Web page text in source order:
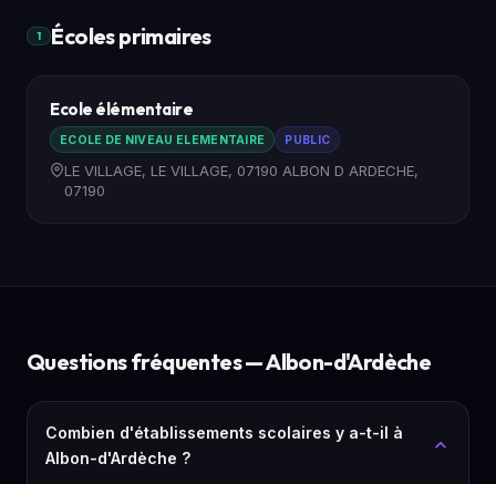
1 Écoles primaires
Ecole élémentaire
ECOLE DE NIVEAU ELEMENTAIRE PUBLIC
LE VILLAGE, LE VILLAGE, 07190 ALBON D ARDECHE,
07190
Questions fréquentes — Albon-d'Ardèche
Combien d'établissements scolaires y a-t-il à
Albon-d'Ardèche ?